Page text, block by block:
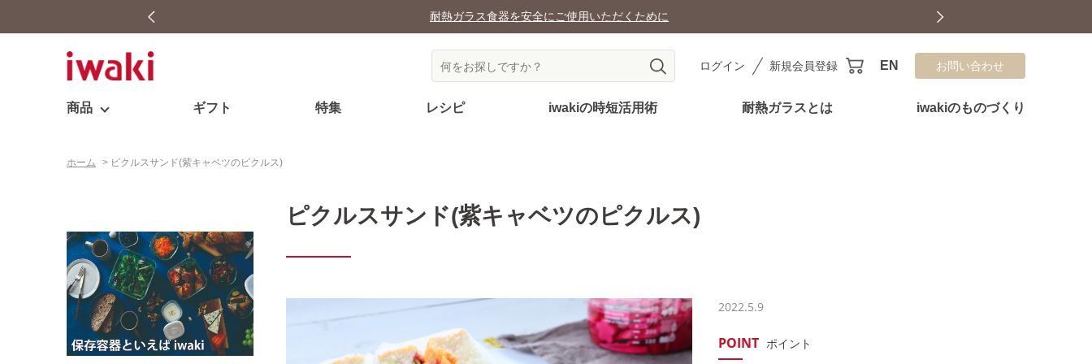
耐熱ガラス食器を安全にご使用いただくために
ログイン 新規会員登録 EN お問い合わせ
商品 ギフト 特集 レシピ iwakiの時短活用術 耐熱ガラスとは iwakiのものづくり
ホーム > ピクルスサンド(紫キャベツのピクルス)
ピクルスサンド(紫キャベツのピクルス)
2022.5.9
POINT ポイント